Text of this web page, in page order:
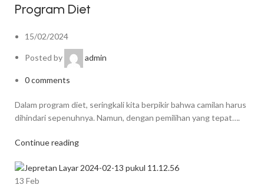
Program Diet
15/02/2024
Posted by admin
0comments
Dalam program diet, seringkali kita berpikir bahwa camilan harus
dihindari sepenuhnya. Namun, dengan pemilihan yang tepat….
Continue reading
13 Feb